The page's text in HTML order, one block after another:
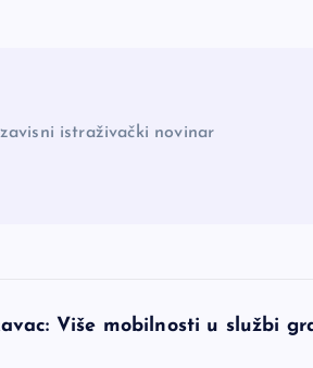
istraživački novinar
Više mobilnosti u službi